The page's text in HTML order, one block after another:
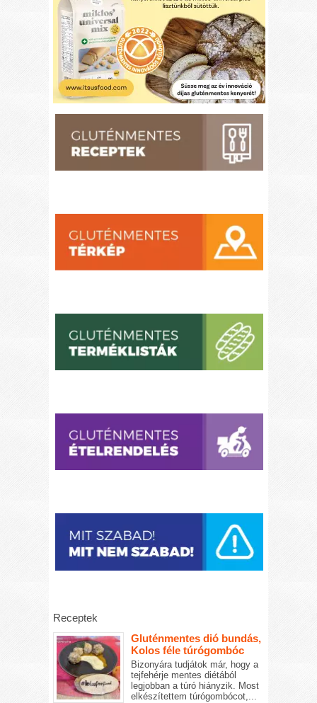
Receptek
Gluténmentes dió bundás,
Kolos féle túrógombóc
Bizonyára tudjátok már, hogy a
tejfehérje mentes diétából
legjobban a túró hiányzik. Most
elkészítettem túrógombócot,...